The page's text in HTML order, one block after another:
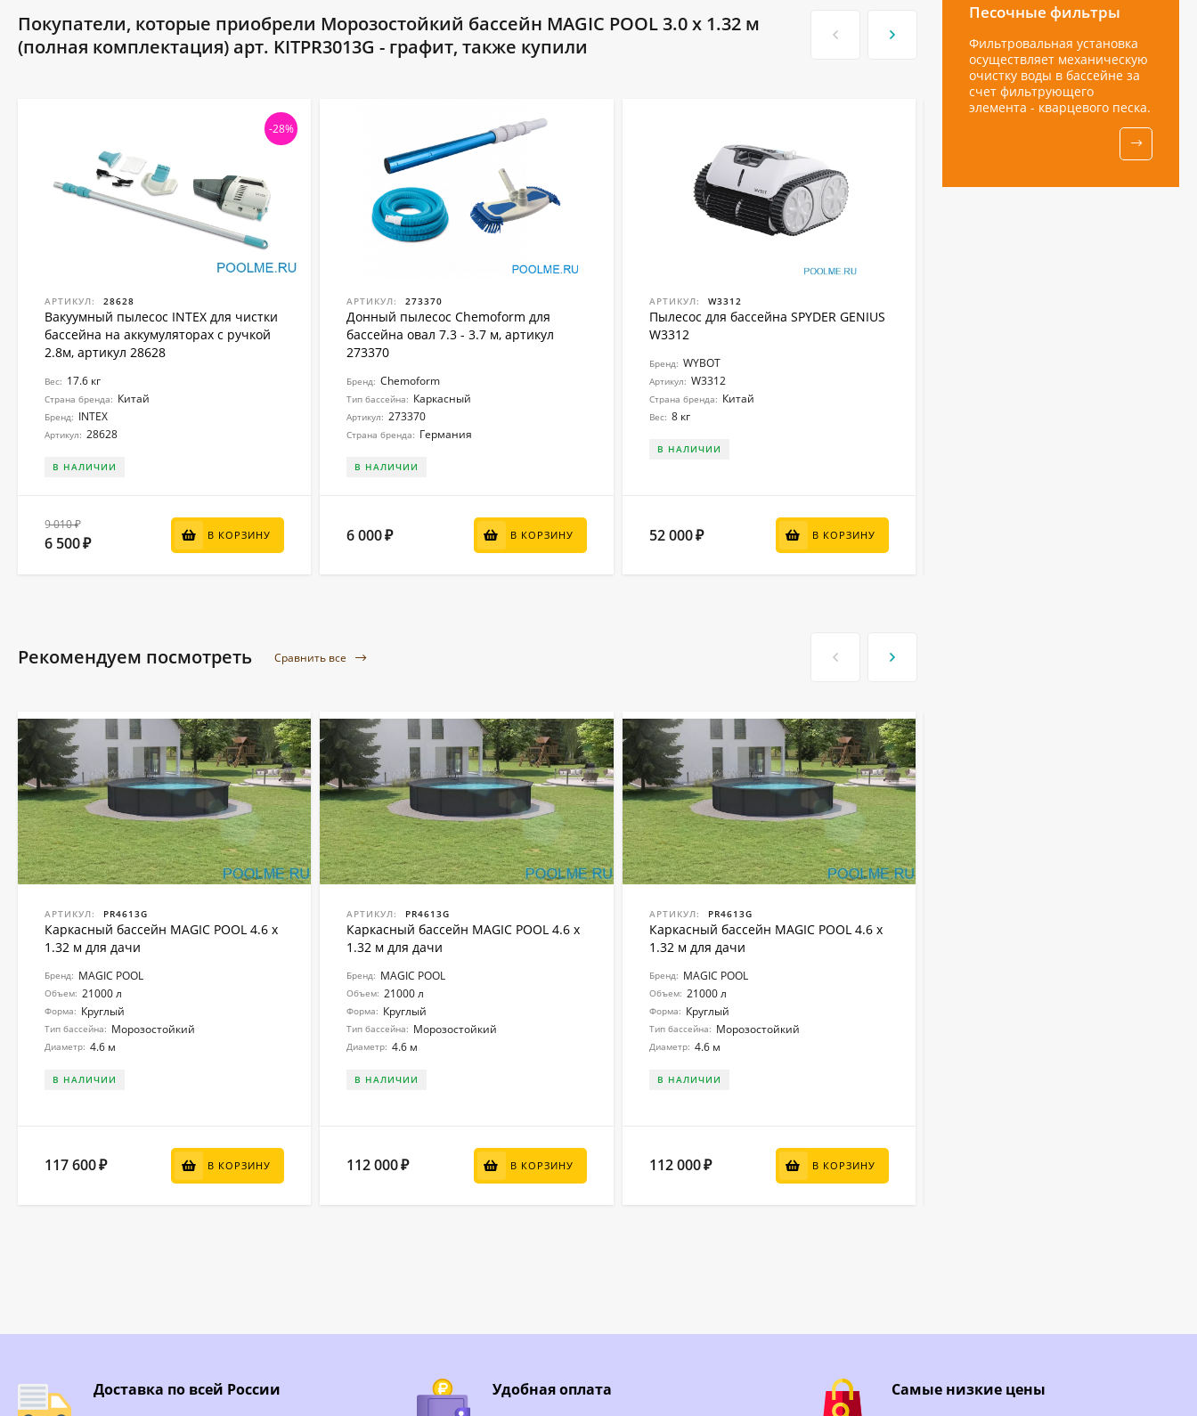
Покупатели, которые приобрели Морозостойкий бассейн MAGIC POOL 3.0 x 1.32 м
(полная комплектация) арт. KITPR3013G - графит, также купили
-28%
АРТИКУЛ: 28628
Вакуумный пылесос INTEX для чистки
бассейна на аккумуляторах с ручкой
2.8м, артикул 28628
Вес: 17.6 кг
Страна бренда: Китай
Бренд: INTEX
Артикул: 28628
В НАЛИЧИИ
9 010 ₽
6 500₽
В КОРЗИНУ
АРТИКУЛ: 273370
Донный пылесос Chemoform для
бассейна овал 7.3 - 3.7 м, артикул
273370
Бренд: Chemoform
Тип бассейна: Каркасный
Артикул: 273370
Страна бренда: Германия
В НАЛИЧИИ
6 000₽ В КОРЗИНУ
АРТИКУЛ: W3312
Пылесос для бассейна SPYDER GENIUS
W3312
Бренд: WYBOT
Артикул: W3312
Страна бренда: Китай
Вес: 8 кг
В НАЛИЧИИ
52 000₽ В КОРЗИНУ
Рекомендуем посмотреть Сравнить все
АРТИКУЛ: PR4613G
Каркасный бассейн MAGIC POOL 4.6 x
1.32 м для дачи
Бренд: MAGIC POOL
Объем: 21000 л
Форма: Круглый
Тип бассейна: Морозостойкий
Диаметр: 4.6 м
В НАЛИЧИИ
117 600₽ В КОРЗИНУ
АРТИКУЛ: PR4613G
Каркасный бассейн MAGIC POOL 4.6 x
1.32 м для дачи
Бренд: MAGIC POOL
Объем: 21000 л
Форма: Круглый
Тип бассейна: Морозостойкий
Диаметр: 4.6 м
В НАЛИЧИИ
112 000₽ В КОРЗИНУ
АРТИКУЛ: PR4613G
Каркасный бассейн MAGIC POOL 4.6 x
1.32 м для дачи
Бренд: MAGIC POOL
Объем: 21000 л
Форма: Круглый
Тип бассейна: Морозостойкий
Диаметр: 4.6 м
В НАЛИЧИИ
112 000₽ В КОРЗИНУ
Песочные фильтры
Фильтровальная установка
осуществляет механическую
очистку воды в бассейне за
счет фильтрующего
элемента - кварцевого песка.
Доставка по всей России Удобная оплата Самые низкие цены